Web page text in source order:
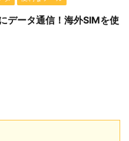
データ通信！海外SIMを使